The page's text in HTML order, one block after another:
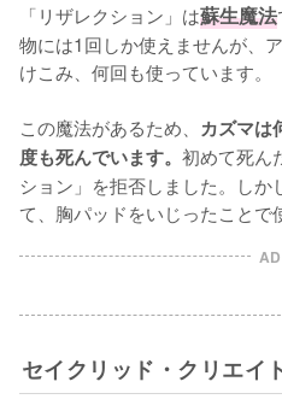
「リザレクション」は蘇生魔法
物には1回しか使えませんが、
けこみ、何回も使っています。
この魔法があるため、 カズマは
度も死んでいます。 初めて死ん
ション」を拒否しました。しか
て、胸パッドをいじったことで
AD
セイクリッド・クリエイ